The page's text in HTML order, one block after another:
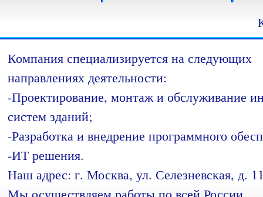
Компания специализируется на следующих
направлениях деятельности:
-Проектирование, монтаж и обслуживание
систем зданий;
-Разработка и внедрение программного
-ИТ решения.
Наш адрес: г. Москва, ул. Селезневская, д.